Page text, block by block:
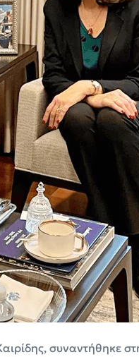
συναντήθηκε